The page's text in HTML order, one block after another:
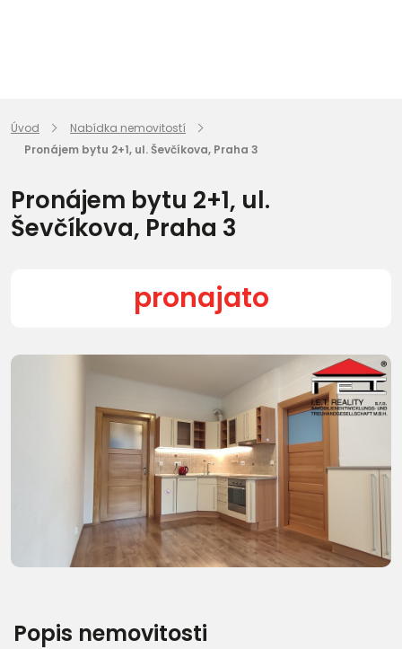
Úvod
Nabídka nemovitostí
Pronájem bytu 2+1, ul. Ševčíkova, Praha 3
Pronájem bytu 2+1, ul.
Ševčíkova, Praha 3
pronajato
Další fotografie (20)
Popis nemovitosti